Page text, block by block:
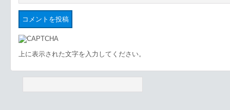
上に表示された文字を入力してください。